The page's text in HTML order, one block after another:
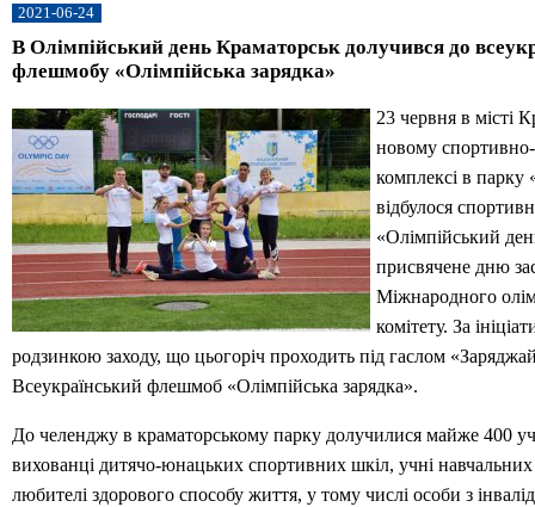
2021-06-24
В Олімпійський день Краматорськ долучився до
флешмобу «Олімпійська зарядка»
23 червня в місті
новому
комплексі в
відбулося
«Олімпійський
присвячене дню
Міжнародного
комітету. За
родзинкою заходу, що цьогоріч проходить під гаслом
Всеукраїнський флешмоб «Олімпійська зарядка».
До челенджу в краматорському парку долучилися майже 400
вихованці дитячо-юнацьких спортивних шкіл, учні навчальних
любителі здорового способу життя, у тому числі особи з